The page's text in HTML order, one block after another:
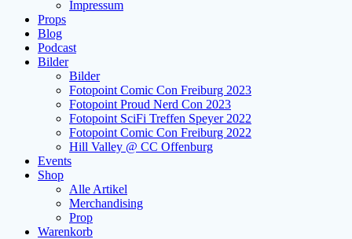
Impressum
Props
Blog
Podcast
Bilder
Bilder
Fotopoint Comic Con Freiburg 2023
Fotopoint Proud Nerd Con 2023
Fotopoint SciFi Treffen Speyer 2022
Fotopoint Comic Con Freiburg 2022
Hill Valley @ CC Offenburg
Events
Shop
Alle Artikel
Merchandising
Prop
Warenkorb